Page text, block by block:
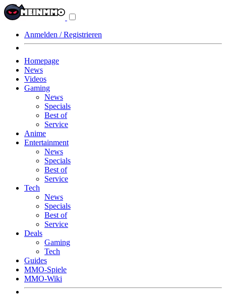
Anmelden / Registrieren
Homepage
News
Videos
Gaming
News
Specials
Best of
Service
Anime
Entertainment
News
Specials
Best of
Service
Tech
News
Specials
Best of
Service
Deals
Gaming
Tech
Guides
MMO-Spiele
MMO-Wiki